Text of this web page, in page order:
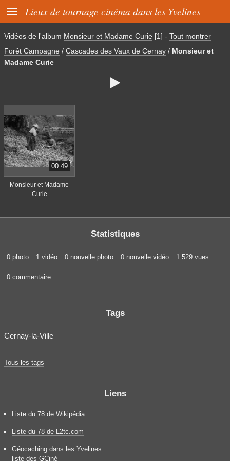
 Lieux de tournage cinéma dans les Yvelines
Vidéos de l'album Monsieur et Madame Curie [1] - Tout montrer
Forêt Campagne / Cascades des Vaux de Cernay / Monsieur et
Madame Curie

00:49
Monsieur et Madame
Curie
Statistiques
0 photo 1 vidéo 0 nouvelle photo 0 nouvelle vidéo 1 529 vues
0 commentaire
Tags
Cernay-la-Ville
Tous les tags
Liens
Liste du 78 de Wikipédia
Liste du 78 de L2tc.com
Géocaching dans les Yvelines :
liste des GCiné